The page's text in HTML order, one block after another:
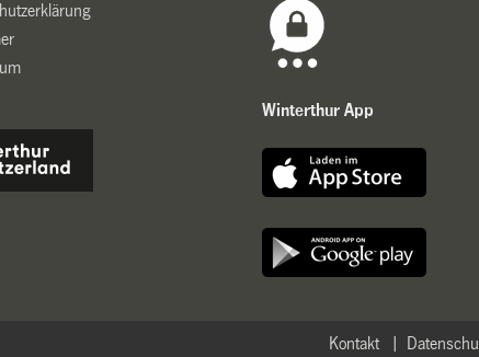
Winterthur App
Kontakt